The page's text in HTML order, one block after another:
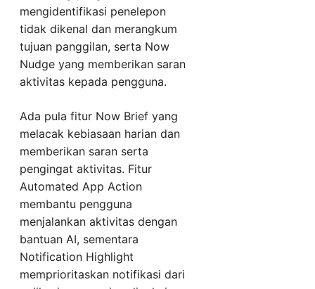
mengidentifikasi penelepon
tidak dikenal dan merangkum
tujuan panggilan, serta Now
Nudge yang memberikan saran
aktivitas kepada pengguna.
Ada pula fitur Now Brief yang
melacak kebiasaan harian dan
memberikan saran serta
pengingat aktivitas. Fitur
Automated App Action
membantu pengguna
menjalankan aktivitas dengan
bantuan AI, sementara
Notification Highlight
memprioritaskan notifikasi dari